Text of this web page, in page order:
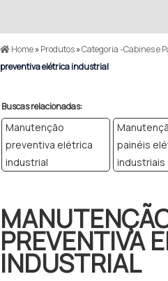
Home»Produtos»Categoria -Cabines e
preventiva elétrica industrial
Buscas relacionadas:
Manutenção
preventiva elétrica
industrial
painéis
industriais
PREVENTIVA
INDUSTRIAL